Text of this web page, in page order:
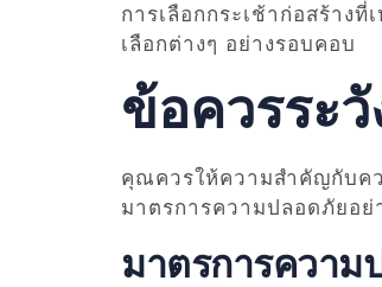
การเลือกกระเช้าก่อสร้าง
เลือกต่างๆ อย่างรอบคอบ
ข้อควรระ
คุณควรให้ความสำคัญกับคว
มาตรการความปลอดภัยอย่
มาตรการควา